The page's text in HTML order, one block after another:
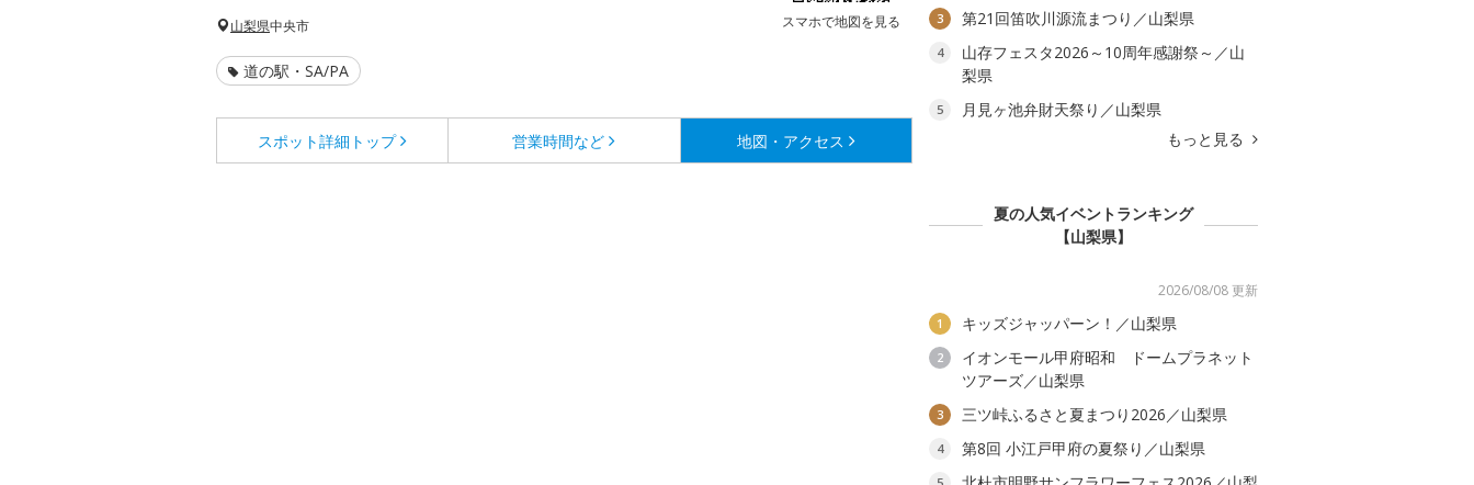
スマホで地図を見る
山梨県中央市
道の駅・SA/PA
スポット詳細 トップ 営業時間など 地図・アクセス
3 第21回笛吹川源流まつり／山梨県
4
山存フェスタ2026～10周年感謝祭～／山
梨県
5
月見ヶ池弁財天祭り／山梨県
もっと見る
夏の人気イベントランキング
【山梨県】
2026/08/08 更新
1 キッズジャッパーン！／山梨県
2
イオンモール甲府昭和 ドームプラネット
ツアーズ／山梨県
3 三ツ峠ふるさと夏まつり2026／山梨県
4 第8回 小江戸甲府の夏祭り／山梨県